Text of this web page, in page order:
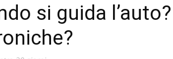
si guida l’auto?